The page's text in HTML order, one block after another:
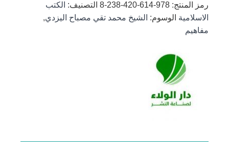
النجاة
رمز المنتج: 978-614-420-238-8 التصنيف: الكتب
الاسلامية الوسوم: الشيخ محمد تقي مصباح اليزدي,
مفاهيم